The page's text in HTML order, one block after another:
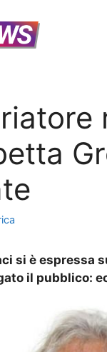
si è espressa
il pubblico: